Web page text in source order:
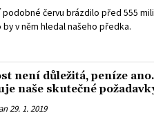
podobné červu brázdilo před 555
by v něm hledal našeho předka.
není důležitá, peníze
naše skutečné
29. 1. 2019